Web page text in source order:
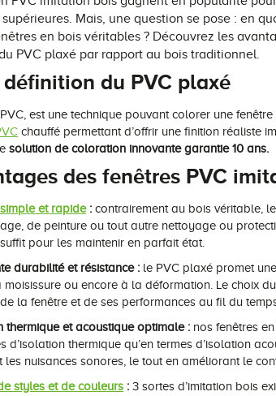
Mais, une question se pose : en
en bois véritables ? Découvrez les
PVC plaxé par rapport au bois traditionnel.
définition du PVC plaxé
est une technique pouvant colorer une
chauffé permettant d’offrir une finition réaliste
solution de coloration innovante garantie 10 ans.
des fenêtres PVC
et rapide: contrairement au bois véritable,
de peinture ou tout autre nettoyage ou
pour les maintenir en parfait état.
durabilité et résistance : le PVC plaxé promet
moisissure ou encore à la déformation. Le choix
la fenêtre et de ses performances au fil du
thermique et acoustique optimale : nos fenêtres
d’isolation thermique qu’en termes d’isolation
les nuisances sonores, le tout en améliorant le
styles et de couleurs : 3 sortes d’imitation bois